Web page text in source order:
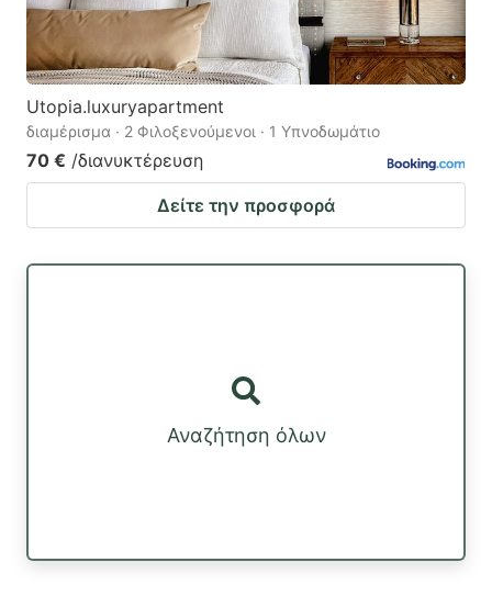
Utopia.luxuryapartment
διαμέρισμα · 2 Φιλοξενούμενοι · 1 Υπνοδωμάτιο
70 € /διανυκτέρευση
Δείτε την προσφορά
Αναζήτηση όλων